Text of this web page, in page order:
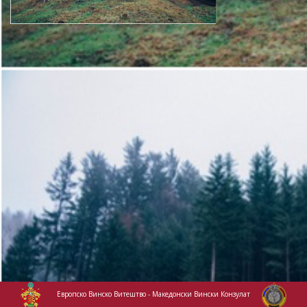
Eвропско Винско Витештво - Македонски Вински Конзулат